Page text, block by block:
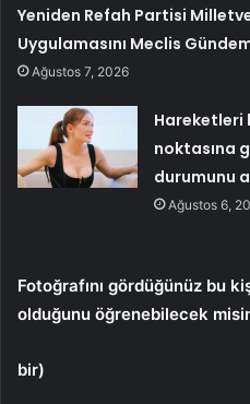
Yeniden Refah Partisi
Uygulamasını Meclis
Ağustos 7, 2026
Hareketleri
noktasına
durumunu
Ağustos 6,
Fotoğrafını gördüğünüz bu
olduğunu öğrenebilecek
bir)